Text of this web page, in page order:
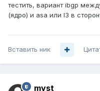
тестить, вариант ibgp
(ядро) и asa или l3 в
Вставить ник
myst